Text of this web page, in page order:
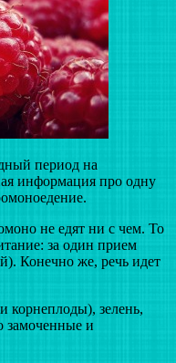
период на
информация про одну
не едят ни с чем. То
за один прием
Конечно же, речь идет
зелень,
замоченные и